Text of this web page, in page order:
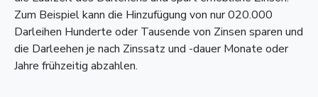
Zum Beispiel kann die Hinzufügung von nur 020.000
Darleihen Hunderte oder Tausende von Zinsen sparen und
die Darleehen je nach Zinssatz und -dauer Monate oder
Jahre frühzeitig abzahlen.